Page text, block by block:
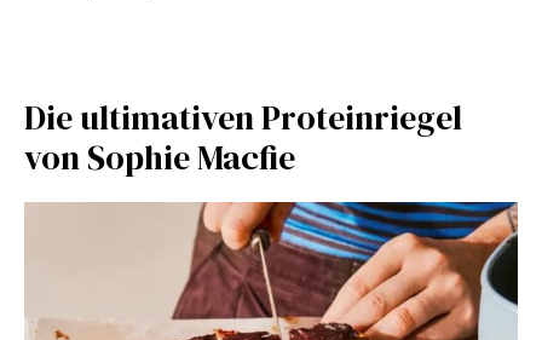
Die ultimativen Proteinriegel
von Sophie Macfie